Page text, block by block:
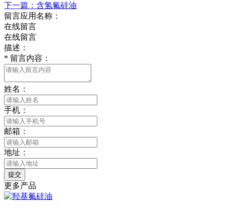
下一篇：含氢氟硅油
留言应用名称：
在线留言
在线留言
描述：
* 留言内容：
姓名：
手机：
邮箱：
地址：
提交
更多产品